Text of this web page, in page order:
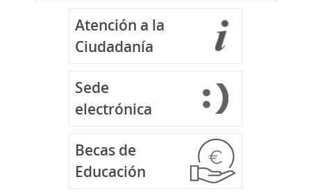
Atención a la
Ciudadanía
Sede
electrónica
Becas de
Educación